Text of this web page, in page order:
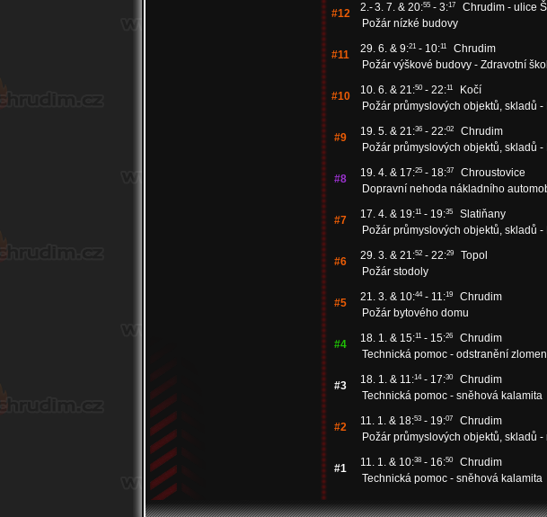
#12 2.-3. 7. & 20:55- 3:17 Chrudim - ulice
Požár nízké budovy
#11 29. 6. & 9:21- 10:11 Chrudim
Požár výškové budovy - Zdravotní
#10 10. 6. & 21:50- 22:11 Kočí
Požár průmyslových objektů, skladů
#9 19. 5. & 21:36- 22:02 Chrudim
Požár průmyslových objektů, skladů
#8 19. 4. & 17:25- 18:37 Chroustovice
Dopravní nehoda nákladního
#7 17. 4. & 19:11- 19:35 Slatiňany
Požár průmyslových objektů, skladů
#6 29. 3. & 21:52- 22:29 Topol
Požár stodoly
#5 21. 3. & 10:44- 11:19 Chrudim
Požár bytového domu
#4 18. 1. & 15:11- 15:26 Chrudim
Technická pomoc - odstranění
#3 18. 1. & 11:14- 17:30 Chrudim
Technická pomoc - sněhová kalamita
#2 11. 1. & 18:53- 19:07 Chrudim
Požár průmyslových objektů, skladů -
#1 11. 1. & 10:38- 16:50 Chrudim
Technická pomoc - sněhová kalamita